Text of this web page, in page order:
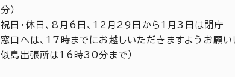
分）
祝日・休日、8月6日、12月29日から1月3日は閉庁
窓口へは、17時までにお越しいただきますようお願いし
似島出張所は16時30分まで）